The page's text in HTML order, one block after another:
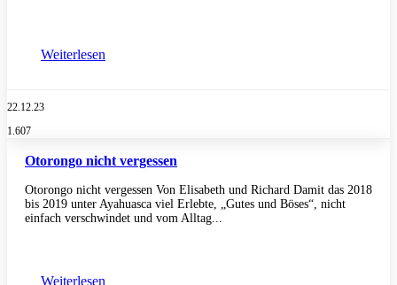
Weiterlesen
22.12.23
1.607
Otorongo nicht vergessen
Otorongo nicht vergessen Von Elisabeth und Richard Damit das 2018
bis 2019 unter Ayahuasca viel Erlebte, „Gutes und Böses“, nicht
einfach verschwindet und vom Alltag...
Weiterlesen